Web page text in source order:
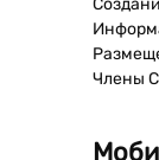
Члены